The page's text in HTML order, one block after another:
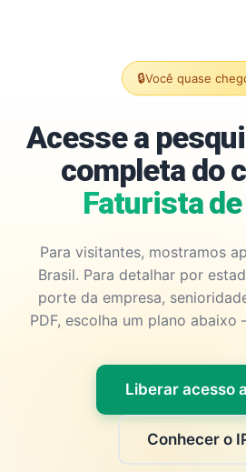
🔒Você quase
Acesse a
completa do
Faturista
Para visitantes, mostramos
Brasil. Para detalhar por
porte da empresa,
PDF, escolha um plano
Liberar acesso
Conhecer o